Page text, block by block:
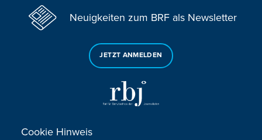
Neuigkeiten zum BRF als Newsletter
JETZT ANMELDEN
Sie haben noch Fragen oder Anmerkungen?
Cookie Hinweis